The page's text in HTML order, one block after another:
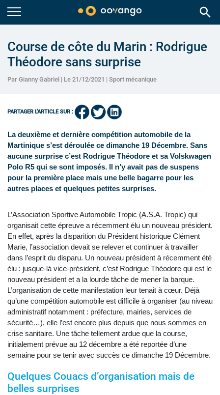
search
Course de côte du Marin : Rodrigue
Théodore sans surprise
Par Gianny Gabriel | Le 21/12/2021 | Sport mécanique
PARTAGER L'ARTICLE SUR :
La deuxième et dernière compétition automobile de la
Martinique s’est déroulée ce dimanche 19 Décembre. Sans
aucune surprise c’est Rodrigue Théodore et sa Volskwagen
Polo R5 qui se sont imposés. Il n’y avait pas de suspens
pour la première place mais une belle bagarre pour les
autres places et quelques petites surprises.
L’Association Sportive Automobile Tropic (A.S.A. Tropic) qui
organisait cette épreuve a récemment élu un nouveau président.
En effet, après la disparition du Président historique Clément
Marie, l’association devait se relever et continuer à travailler
dans l’esprit du disparu. Un nouveau président à récemment été
élu : jusque-là vice-président, c’est Rodrigue Théodore qui est le
nouveau président et a la lourde tâche de mener la barque.
L’organisation de cette manifestation leur tenait à cœur. Déjà
qu’une compétition automobile est difficile à organiser (au niveau
administratif notamment : préfecture, mairies, services de
sécurité…), elle l’est encore plus depuis que nous sommes en
crise sanitaire. Une tâche tellement ardue que la course,
initialement prévue au 12 décembre a été reportée d’une
semaine pour se tenir avec succès ce dimanche 19 Décembre.
Quelques Couacs d’organisation mais de
belles surprises